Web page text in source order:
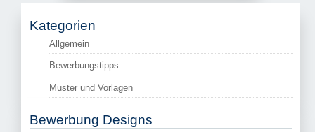
Kategorien
Allgemein
Bewerbungstipps
Muster und Vorlagen
Bewerbung Designs